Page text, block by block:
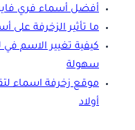
أفضل أسماء فري فاير
ما تأثير الزخرفة على
كيفية تغيير الاسم
سهولة
موقع زخرفة اسماء
أولاد